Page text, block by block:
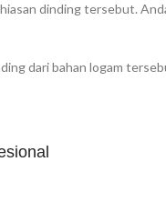
dinding tersebut.
dari bahan logam